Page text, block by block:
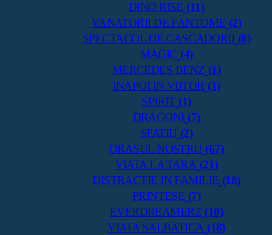
DINO RISE (11)
VANATORII DE FANTOME (2)
SPECTACOL DE CASCADORII (8)
MAGIC (4)
MERCEDES BENZ (1)
INAPOI IN VIITOR (1)
SPIRIT (1)
DRAGONI (7)
SPATIU (2)
ORASUL NOSTRU (67)
VIATA LA TARA (21)
DISTRACTIE IN FAMILIE (18)
PRINTESE (7)
EVERDREAMERZ (10)
VIATA SALBATICA (18)